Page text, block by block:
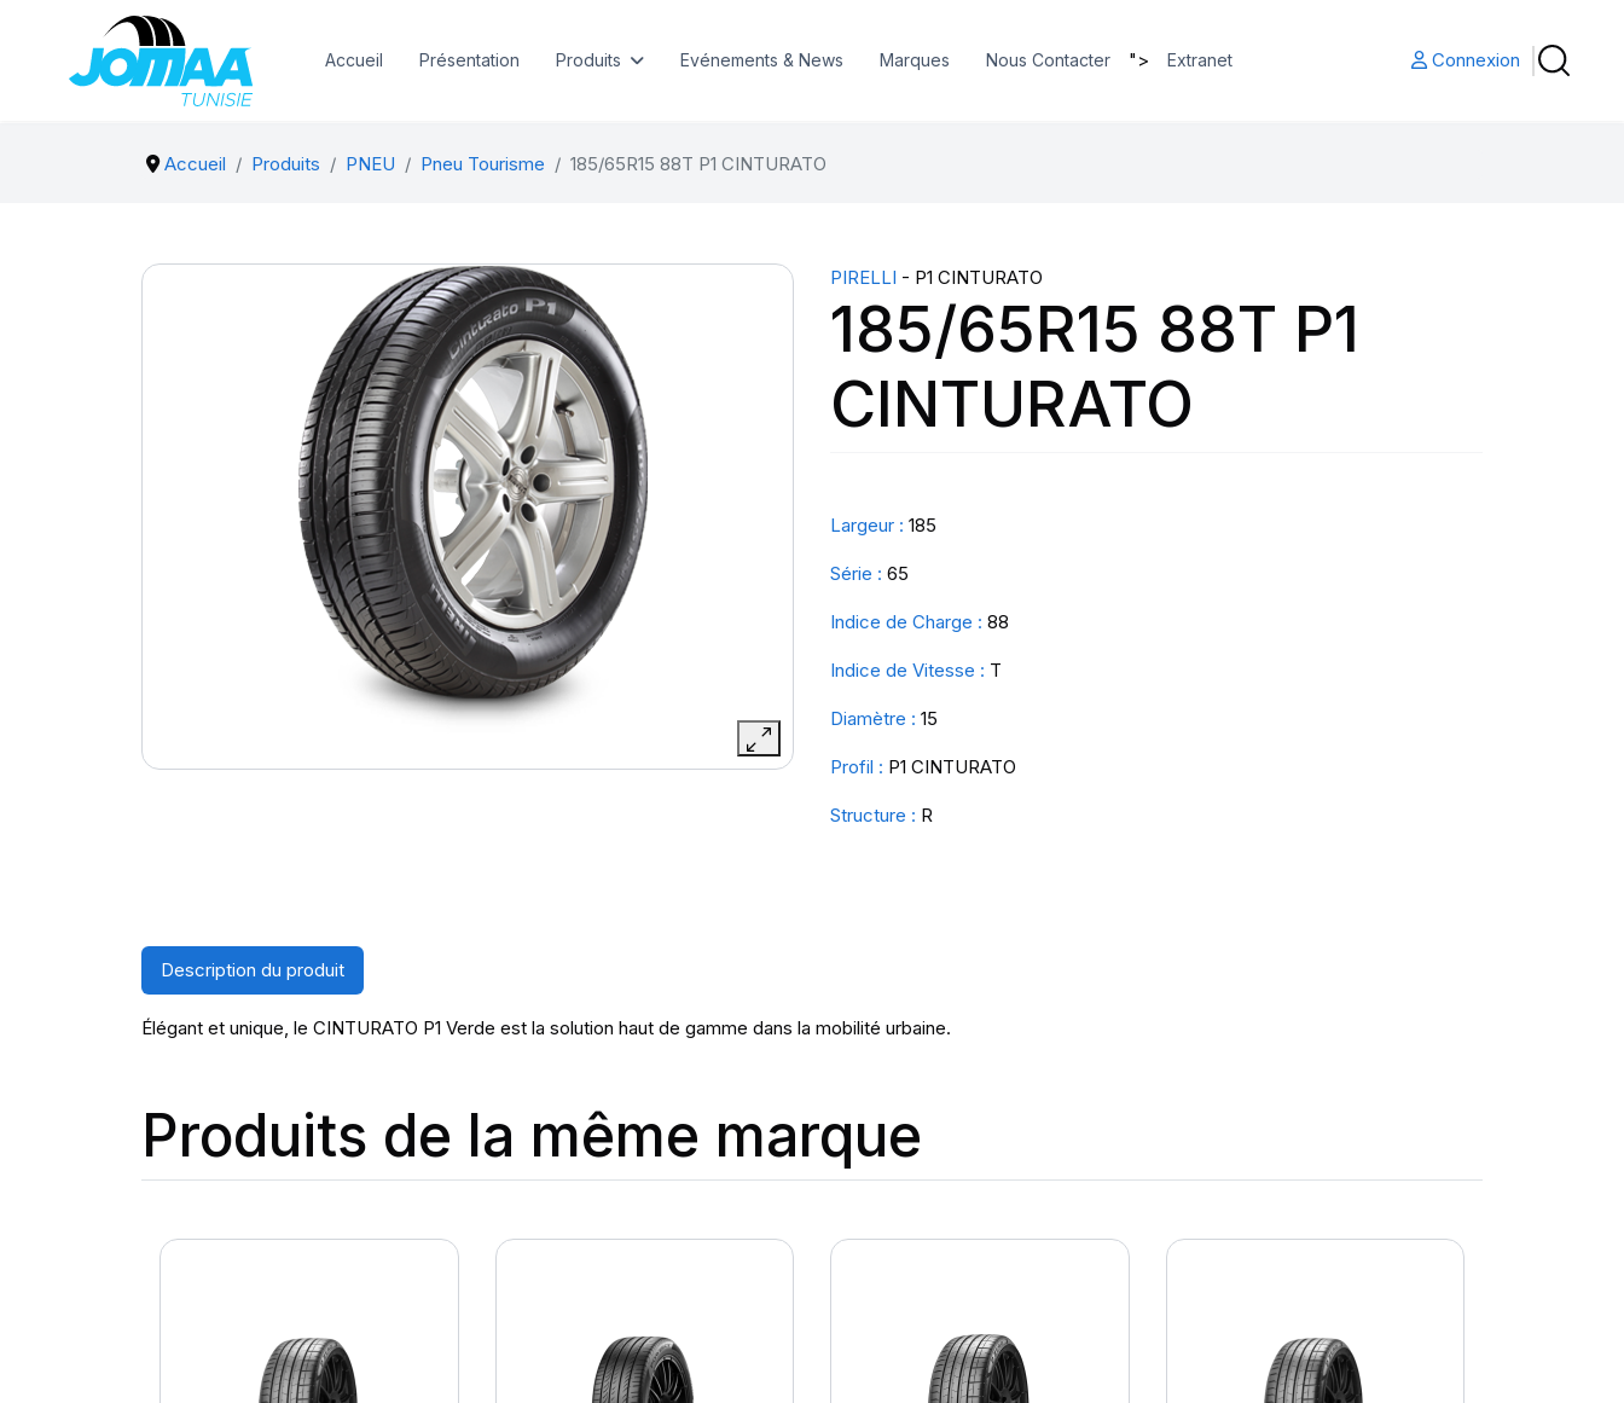
Accueil Présentation Produits Evénements & News Marques Nous Contacter "> Extranet Connexion
Accueil Produits PNEU Pneu Tourisme 185/65R15 88T P1 CINTURATO
PIRELLI - P1 CINTURATO
185/65R15 88T P1
CINTURATO
Largeur : 185
Série : 65
Indice de Charge : 88
Indice de Vitesse : T
Diamètre : 15
Profil : P1 CINTURATO
Structure : R
Description du produit
Élégant et unique, le CINTURATO P1 Verde est la solution haut de gamme dans la mobilité urbaine.
Produits de la même marque